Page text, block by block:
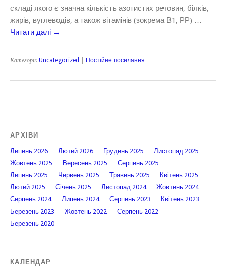
складі якого є значна кількість азотистих речовин, білків,
жирів, вуглеводів, а також вітамінів (зокрема В1, РР) …
Читати далі →
Категорії: Uncategorized Постійне посилання
АРХІВИ
Липень 2026 Лютий 2026 Грудень 2025
Листопад 2025
Жовтень 2025
Вересень 2025
Серпень 2025
Липень 2025
Червень 2025 Травень 2025
Квітень 2025
Лютий 2025
Січень 2025 Листопад 2024
Жовтень 2024
Серпень 2024
Липень 2024 Серпень 2023
Квітень 2023
Березень 2023
Жовтень 2022
Серпень 2022
Березень 2020
КАЛЕНДАР